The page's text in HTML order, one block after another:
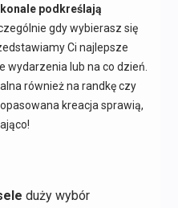
podkreślają
gdy wybierasz się
Ci najlepsze
wydarzenia lub na co dzień.
również na randkę czy
kreacja sprawią,
duży wybór